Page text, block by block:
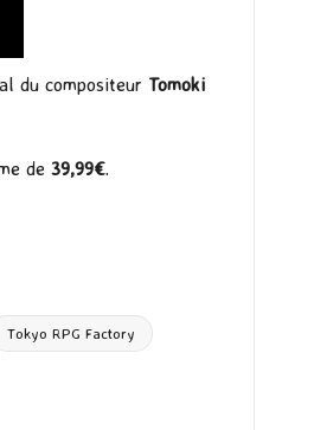
du compositeur Tomoki
de 39,99€.
Tokyo RPG Factory